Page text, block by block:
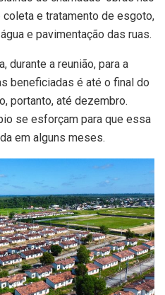
e tratamento de esgoto,
e pavimentação das ruas.
durante a reunião, para a
beneficiadas é até o final do
portanto, até dezembro.
se esforçam para que essa
em alguns meses.